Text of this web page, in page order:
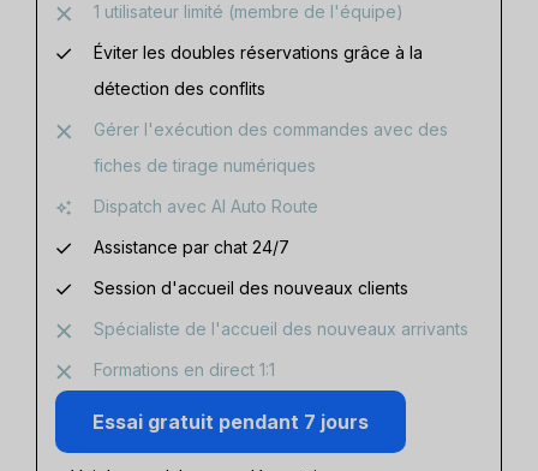
1 utilisateur limité (membre de l'équipe)
Éviter les doubles réservations grâce à la
détection des conflits
Gérer l'exécution des commandes avec des
fiches de tirage numériques
Dispatch avec AI Auto Route
Assistance par chat 24/7
Session d'accueil des nouveaux clients
Spécialiste de l'accueil des nouveaux arrivants
Formations en direct 1:1
Essai gratuit pendant 7 jours